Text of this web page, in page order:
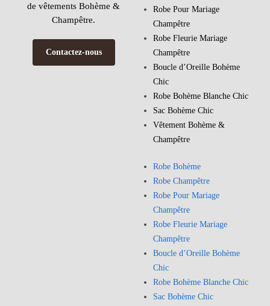
de vêtements Bohème &
Champêtre.
Contactez-nous
Robe Pour Mariage
Champêtre
Robe Fleurie Mariage
Champêtre
Boucle d’Oreille Bohème
Chic
Robe Bohème Blanche Chic
Sac Bohème Chic
Vêtement Bohème &
Champêtre
Robe Bohème
Robe Champêtre
Robe Pour Mariage
Champêtre
Robe Fleurie Mariage
Champêtre
Boucle d’Oreille Bohème
Chic
Robe Bohème Blanche Chic
Sac Bohème Chic